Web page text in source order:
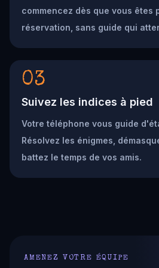
commencez dès que vous êtes
réservation, sans guide qui
03
Suivez les indices à pied
Votre téléphone vous guide
Résolvez les énigmes,
battez le temps de vos amis.
AMENEZ VOTRE ÉQUIPE